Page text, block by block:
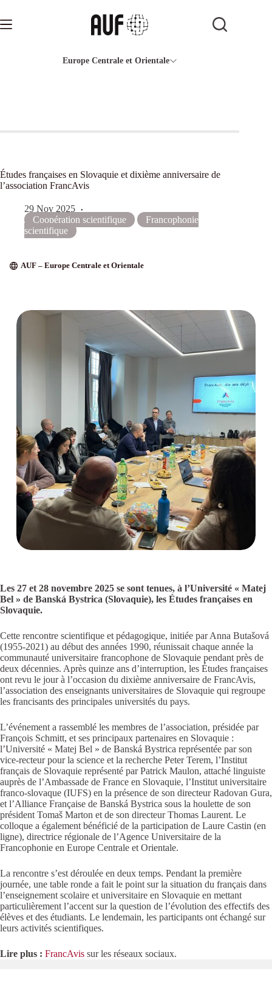
contenu
Europe Centrale et Orientale
Études françaises en Slovaquie et dixième anniversaire de
l’association FrancAvis
29 Nov 2025
Coopération scientifique
Francophonie
scientifique
AUF – Europe Centrale et Orientale
Les 27 et 28 novembre 2025 se sont tenues, à l’Université « Matej
Bel » de Banská Bystrica (Slovaquie), les Études françaises en
Slovaquie.
Cette rencontre scientifique et pédagogique, initiée par Anna Butašová
(1955-2021) au début des années 1990, réunissait chaque année la
communauté universitaire francophone de Slovaquie pendant près de
deux décennies. Après quinze ans d’interruption, les Études françaises
ont revu le jour à l’occasion du dixième anniversaire de FrancAvis,
l’association des enseignants universitaires de Slovaquie qui regroupe
les francisants des principales universités du pays.
L’événement a rassemblé les membres de l’association, présidée par
François Schmitt, et ses principaux partenaires en Slovaquie :
l’Université « Matej Bel » de Banská Bystrica représentée par son
vice-recteur pour la science et la recherche Peter Terem, l’Institut
français de Slovaquie représenté par Patrick Maulon, attaché linguiste
auprès de l’Ambassade de France en Slovaquie, l’Institut universitaire
franco-slovaque (IUFS) en la présence de son directeur Radovan Gura,
et l’Alliance Française de Banská Bystrica sous la houlette de son
président Tomaš Marton et de son directeur Thomas Laurent. Le
colloque a également bénéficié de la participation de Laure Castin (en
ligne), directrice régionale de l’Agence Universitaire de la
Francophonie en Europe Centrale et Orientale.
La rencontre s’est déroulée en deux temps. Pendant la première
journée, une table ronde a fait le point sur la situation du français dans
l’enseignement scolaire et universitaire en Slovaquie en mettant
particulièrement l’accent sur la question de l’évolution des effectifs des
élèves et des étudiants. Le lendemain, les participants ont échangé sur
leurs activités scientifiques.
Lire plus : FrancAvis sur les réseaux sociaux.